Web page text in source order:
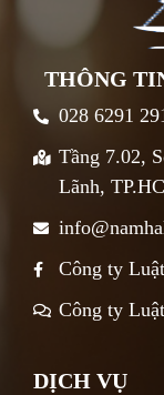
THÔNG
028 6291
Tầng 7.02,
Lãnh,
Công ty
Công ty
DỊCH VỤ